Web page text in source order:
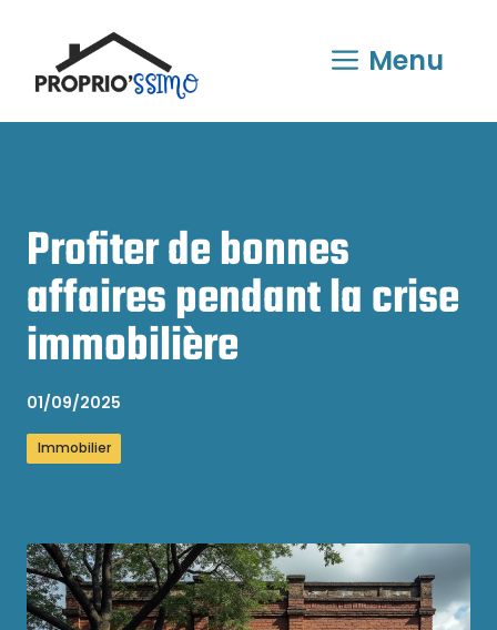
contenu
Menu
Profiter de bonnes
affaires pendant la crise
immobilière
01/09/2025
Immobilier